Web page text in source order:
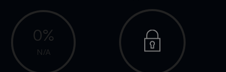
0%
N/A